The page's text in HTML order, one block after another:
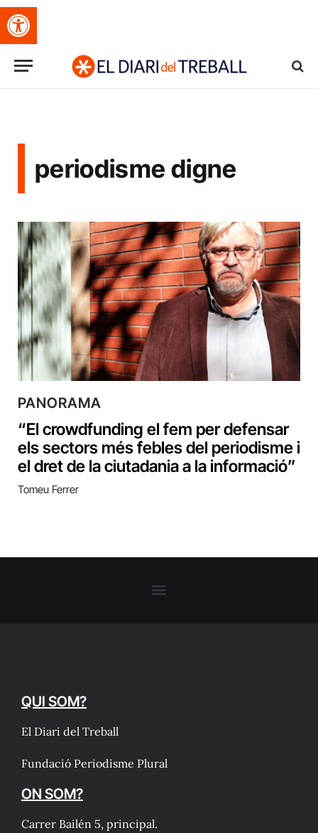
Obre la barra d'eines
periodisme digne
PANORAMA
“El crowdfunding el fem per defensar
els sectors més febles del periodisme i
el dret de la ciutadania a la informació”
Tomeu Ferrer
QUI SOM?
El Diari del Treball
Fundació Periodisme Plural
ON SOM?
Carrer Bailén 5, principal.